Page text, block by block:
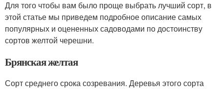
Для того чтобы вам было проще выбрать лучший сорт, в
этой статье мы приведем подробное описание самых
популярных и оцененных садоводами по достоинству
сортов желтой черешни.
Брянская желтая
Сорт среднего срока созревания. Деревья этого сорта